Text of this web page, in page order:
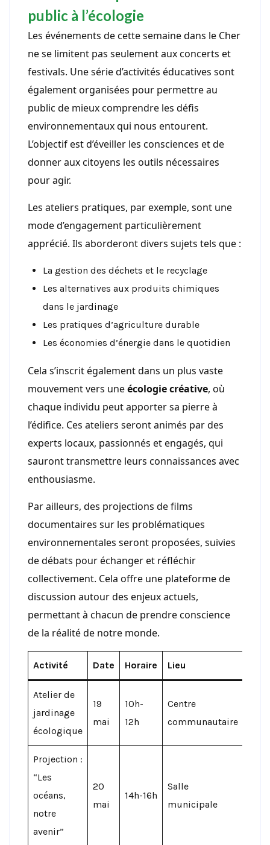
public à l’écologie
Les événements de cette semaine dans le Cher
ne se limitent pas seulement aux concerts et
festivals. Une série d’activités éducatives sont
également organisées pour permettre au
public de mieux comprendre les défis
environnementaux qui nous entourent.
L’objectif est d’éveiller les consciences et de
donner aux citoyens les outils nécessaires
pour agir.
Les ateliers pratiques, par exemple, sont une
mode d’engagement particulièrement
apprécié. Ils aborderont divers sujets tels que :
La gestion des déchets et le recyclage
Les alternatives aux produits chimiques
dans le jardinage
Les pratiques d’agriculture durable
Les économies d’énergie dans le quotidien
Cela s’inscrit également dans un plus vaste
mouvement vers uneécologie créative, où
chaque individu peut apporter sa pierre à
l’édifice. Ces ateliers seront animés par des
experts locaux, passionnés et engagés, qui
sauront transmettre leurs connaissances avec
enthousiasme.
Par ailleurs, des projections de films
documentaires sur les problématiques
environnementales seront proposées, suivies
de débats pour échanger et réfléchir
collectivement. Cela offre une plateforme de
discussion autour des enjeux actuels,
permettant à chacun de prendre conscience
de la réalité de notre monde.
Activité Date Horaire Lieu
Atelier de
jardinage
écologique
19
mai
10h-
12h
Centre
communautaire
Projection :
“Les
océans,
notre
avenir”
20
mai
14h-16h
Salle
municipale